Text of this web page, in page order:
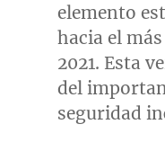
elemento
hacia el más
2021. Esta
del
seguridad